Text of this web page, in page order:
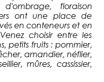
floraison
ont une place de
en conteneurs et en
choisir entre les
petits fruits : pommier,
amandier, néflier,
mûres, cassissier,